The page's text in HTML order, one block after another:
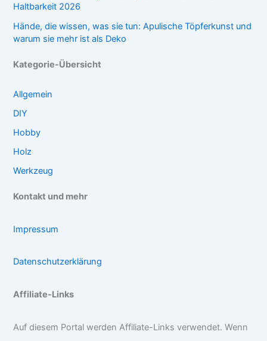
Haltbarkeit 2026
Hände, die wissen, was sie tun: Apulische Töpferkunst und
warum sie mehr ist als Deko
Kategorie-Übersicht
Allgemein
DIY
Hobby
Holz
Werkzeug
Kontakt und mehr
Impressum
Datenschutzerklärung
Affiliate-Links
Auf diesem Portal werden Affiliate-Links verwendet. Wenn